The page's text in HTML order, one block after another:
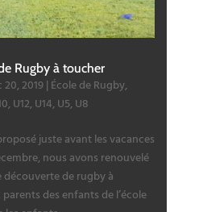
Rugby à toucher
20, 2019| École de Rugby,
,U12,U14,U5,U8
juste avant les vacances
nous avons renouvelé
découverte de rugby à
des enfants de l’école